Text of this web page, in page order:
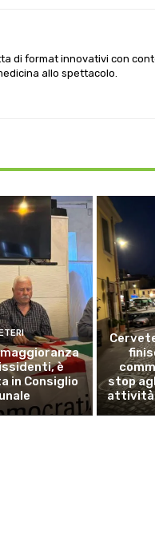
di format innovativi con
allo spettacolo.
è
in Consiglio
stop
attività